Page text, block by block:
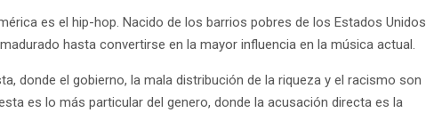
es el hip-hop. Nacido de los barrios pobres de los Estados Unidos
hasta convertirse en la mayor influencia en la música actual.
donde el gobierno, la mala distribución de la riqueza y el racismo son
es lo más particular del genero, donde la acusación directa es la